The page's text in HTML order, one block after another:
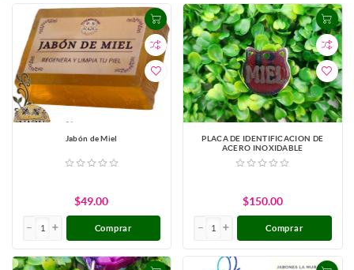
Jabón de Miel
$49.00
Comprar
PLACA DE IDENTIFICACION DE
ACERO INOXIDABLE
$150.00
Comprar